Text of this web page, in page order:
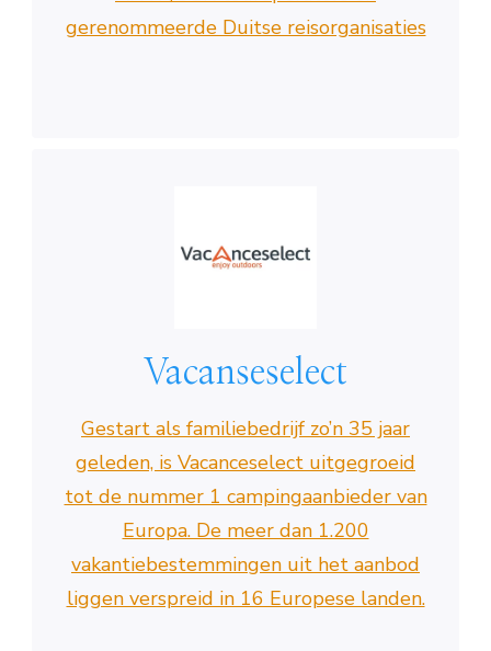
gerenommeerde Duitse reisorganisaties
Vacanseselect
Gestart als familiebedrijf zo’n 35 jaar
geleden, is Vacanceselect uitgegroeid
tot de nummer 1 campingaanbieder van
Europa. De meer dan 1.200
vakantiebestemmingen uit het aanbod
liggen verspreid in 16 Europese landen.